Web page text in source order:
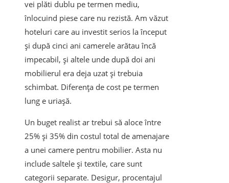
vei plăti dublu pe termen mediu,
înlocuind piese care nu rezistă. Am văzut
hoteluri care au investit serios la început
și după cinci ani camerele arătau încă
impecabil, și altele unde după doi ani
mobilierul era deja uzat și trebuia
schimbat. Diferența de cost pe termen
lung e uriașă.
Un buget realist ar trebui să aloce între
25% și 35% din costul total de amenajare
a unei camere pentru mobilier. Asta nu
include saltele și textile, care sunt
categorii separate. Desigur, procentajul